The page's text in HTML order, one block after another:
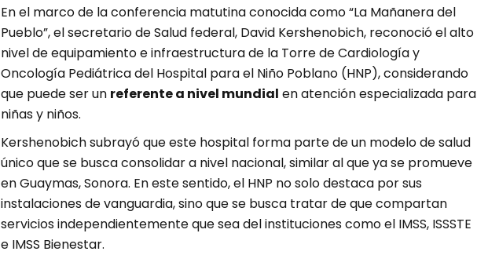
En el marco de la conferencia matutina conocida como “La Mañanera del
Pueblo”, el secretario de Salud federal, David Kershenobich, reconoció el alto
nivel de equipamiento e infraestructura de la Torre de Cardiología y
Oncología Pediátrica del Hospital para el Niño Poblano (HNP), considerando
que puede ser un referente a nivel mundial en atención especializada para
niñas y niños.
Kershenobich subrayó que este hospital forma parte de un modelo de salud
único que se busca consolidar a nivel nacional, similar al que ya se promueve
en Guaymas, Sonora. En este sentido, el HNP no solo destaca por sus
instalaciones de vanguardia, sino que se busca tratar de que compartan
servicios independientemente que sea del instituciones como el IMSS, ISSSTE
e IMSS Bienestar.